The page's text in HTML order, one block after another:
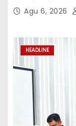
Agu 6, 2026
HEADLINE